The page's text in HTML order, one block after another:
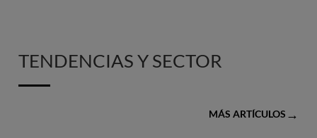
TENDENCIAS Y SECTOR
MÁS ARTÍCULOS